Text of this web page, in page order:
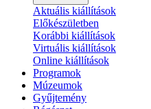
Aktuális kiállítások
Előkészületben
Korábbi kiállítások
Virtuális kiállítások
Online kiállítások
Programok
Múzeumok
Gyűjtemény